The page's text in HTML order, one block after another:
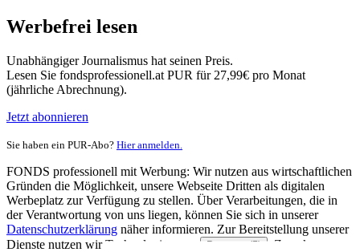
Werbefrei lesen
Unabhängiger Journalismus hat seinen Preis.
Lesen Sie fondsprofessionell.at PUR für 27,99€ pro Monat
(jährliche Abrechnung).
Jetzt abonnieren
Sie haben ein PUR-Abo? Hier anmelden.
FONDS professionell mit Werbung: Wir nutzen aus wirtschaftlichen
Gründen die Möglichkeit, unsere Webseite Dritten als digitalen
Werbeplatz zur Verfügung zu stellen. Über Verarbeitungen, die in
der Verantwortung von uns liegen, können Sie sich in unserer
Datenschutzerklärung näher informieren. Zur Bereitstellung unserer
Dienste nutzen wir Technologien von
Partnern (5)
. Zwecke: